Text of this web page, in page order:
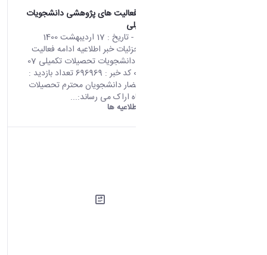
اطلاعیه ادامه فعالیت های پژوهشی دانشجویات
تحصیلات تکمیلی
- تاریخ : 17 اردیبهشت 1400
صفحه اصلی جزئیات خبر اطلاعیه ادامه فعالیت
های پژوهشی دانشجویات تحصیلات تکمیلی 07
05 2021 02:57 کد خبر : 696969 تعداد بازدید :
7025 به استحضار دانشجویان محترم تحصیلات
تکمیلی دانشگاه اراک می رساند:...
اطلاعیه ها